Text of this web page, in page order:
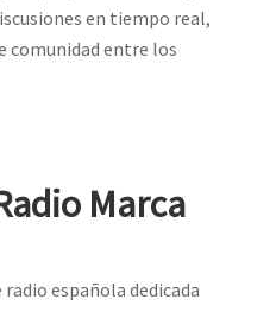
en tiempo real,
comunidad entre los
Marca
radio española dedicada